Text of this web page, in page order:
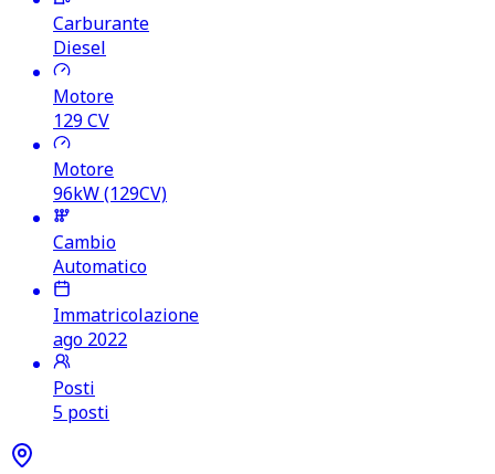
Carburante
Diesel
Motore
129CV
Motore
96kW (129CV)
Cambio
Automatico
Immatricolazione
ago 2022
Posti
5 posti